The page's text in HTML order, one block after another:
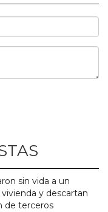
sin vida a un
y descartan
de terceros